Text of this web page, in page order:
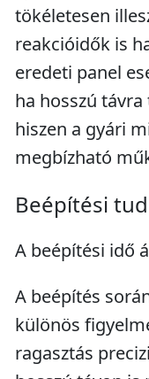
tökéletesen
reakcióidők is
eredeti panel
ha hosszú
hiszen a gyári
megbízható
Beépítési
A beépítési idő
A beépítés
különös
ragasztás